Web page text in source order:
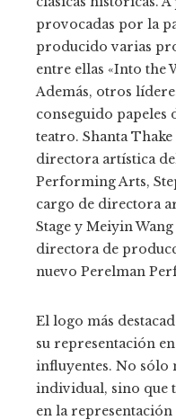
provocadas por la
producido varias
entre ellas «Into the
Además, otros
conseguido papeles
teatro. Shanta
directora artística
Performing Arts,
cargo de directora
Stage y Meiyin
directora de
nuevo Perelman
El logo más
su representación
influyentes. No sólo
individual, sino que
en la